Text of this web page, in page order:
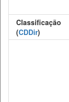
Classificação
(CDDir)